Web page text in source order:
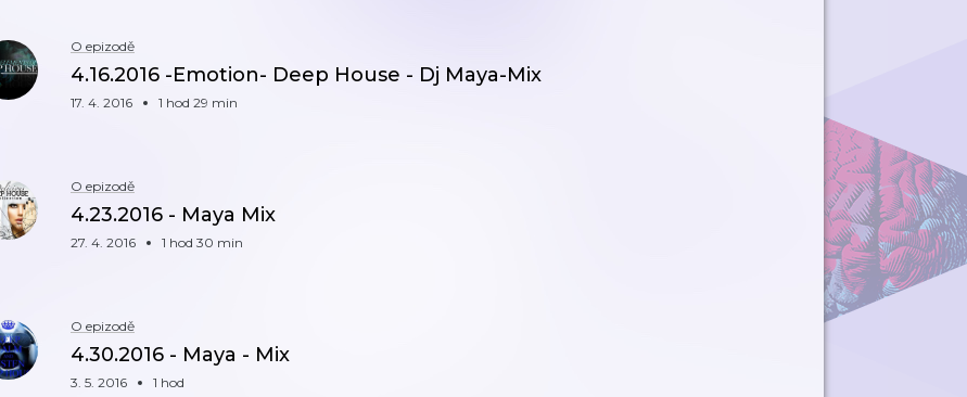
O epizodě
4.16.2016 -Emotion- Deep House - Dj Maya-Mix
17. 4. 2016 1 hod 29 min
O epizodě
4.23.2016 - Maya Mix
27. 4. 2016 1 hod 30 min
O epizodě
4.30.2016 - Maya - Mix
3. 5. 2016 1 hod